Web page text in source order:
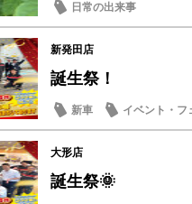
日常の出来事
新発田店
誕生祭！
新車 イベント・フ
大形店
誕生祭🌞